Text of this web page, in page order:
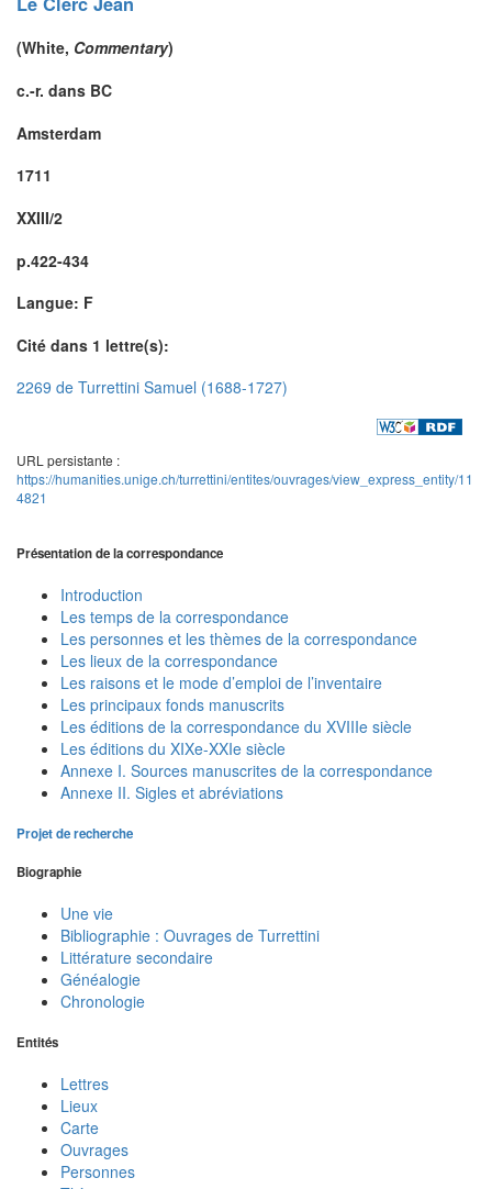
(White, Commentary)
c.-r. dans BC
Amsterdam
1711
XXIII/2
p.422-434
Langue: F
Cité dans 1 lettre(s):
2269 de Turrettini Samuel (1688-1727)
URL persistante :
https://humanities.unige.ch/turrettini/entites/ouvrages/view_express_entity/11
4821
Présentation de la correspondance
Introduction
Les temps de la correspondance
Les personnes et les thèmes de la correspondance
Les lieux de la correspondance
Les raisons et le mode d’emploi de l’inventaire
Les principaux fonds manuscrits
Les éditions de la correspondance du XVIIIe siècle
Les éditions du XIXe-XXIe siècle
Annexe I. Sources manuscrites de la correspondance
Annexe II. Sigles et abréviations
Projet de recherche
Biographie
Une vie
Bibliographie : Ouvrages de Turrettini
Littérature secondaire
Généalogie
Chronologie
Entités
Lettres
Lieux
Carte
Ouvrages
Personnes